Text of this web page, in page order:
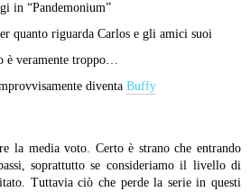
in “Pandemonium”
quanto riguarda Carlos e gli amici suoi
è veramente troppo…
diventa Buffy
la media voto. Certo è strano che entrando
soprattutto se consideriamo il livello di
Tuttavia ciò che perde la serie in questi